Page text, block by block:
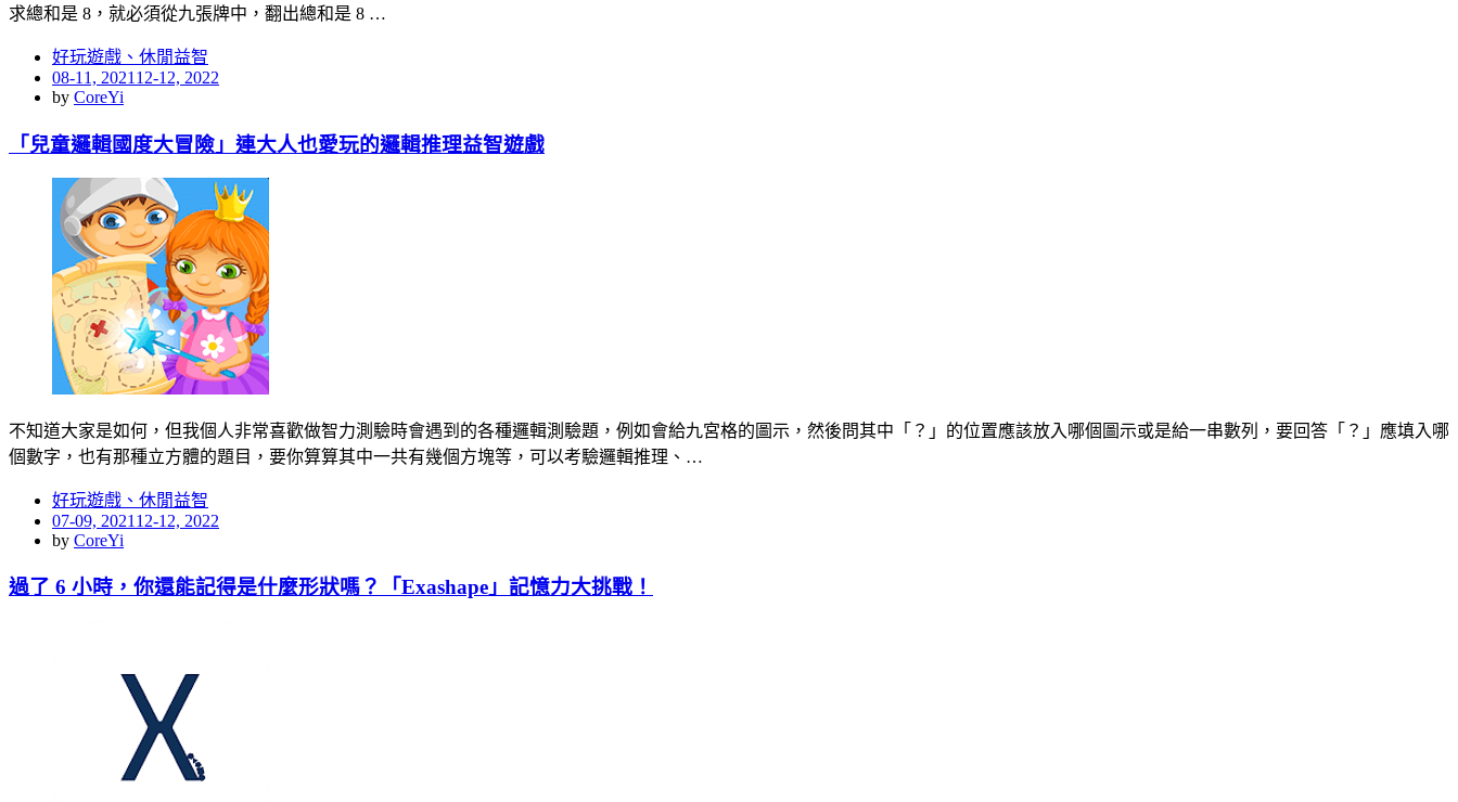
求總和是 8，就必須從九張牌中，翻出總和是 8 …
好玩遊戲、休閒益智
Posted
on
08-11, 2021 12-12, 2022
by CoreYi
「兒童邏輯國度大冒險」連大人也愛玩的邏輯推理益智遊戲
不知道大家是如何，但我個人非常喜歡做智力測驗時會遇到的各種邏輯測驗題，例如會給九宮格的圖示，然後問其中「？」的位置應該放入哪個圖示或是給一串數列，要回答「？」應填入哪
個數字，也有那種立方體的題目，要你算算其中一共有幾個方塊等，可以考驗邏輯推理、…
好玩遊戲、休閒益智
Posted
on
07-09, 2021 12-12, 2022
by CoreYi
過了 6 小時，你還能記得是什麼形狀嗎？「Exashape」記憶力大挑戰！